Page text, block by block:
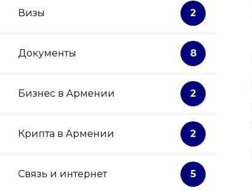
Визы 2
Документы 8
Бизнес в Армении 2
Крипта в Армении 2
Связь и интернет 5